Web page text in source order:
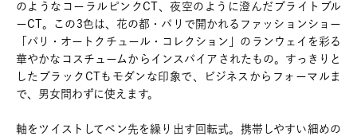
のようなコーラルピンクCT、夜空のように澄んだブライトブル
ーCT。この3色は、花の都・パリで開かれるファッションショー
「パリ・オートクチュール・コレクション」のランウェイを彩る
華やかなコスチュームからインスパイアされたもの。すっきりと
したブラックCTもモダンな印象で、ビジネスからフォーマルま
で、男女問わずに使えます。
軸をツイストしてペン先を繰り出す回転式。携帯しやすい細めの